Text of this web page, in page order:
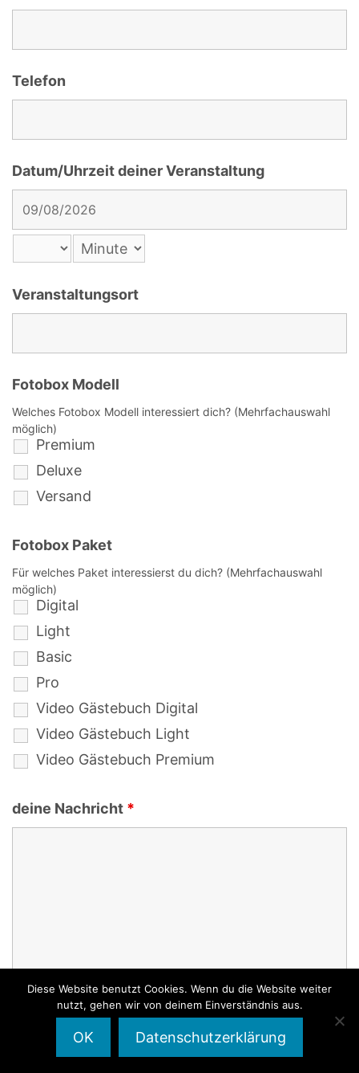
Telefon
Datum/Uhrzeit deiner Veranstaltung
Veranstaltungsort
Fotobox Modell
Premium
Deluxe
Versand
Welches Fotobox Modell interessiert dich? (Mehrfachauswahl
möglich)
Fotobox Paket
Digital
Light
Basic
Pro
Video Gästebuch Digital
Video Gästebuch Light
Video Gästebuch Premium
Für welches Paket interessierst du dich? (Mehrfachauswahl
möglich)
deine Nachricht *
Ich stimme
derDatenschutzerklärung
Diese Website benutzt Cookies. Wenn du die Website weiter
nutzt, gehen wir von deinem Einverständnis aus.
OK Datenschutzerklärung